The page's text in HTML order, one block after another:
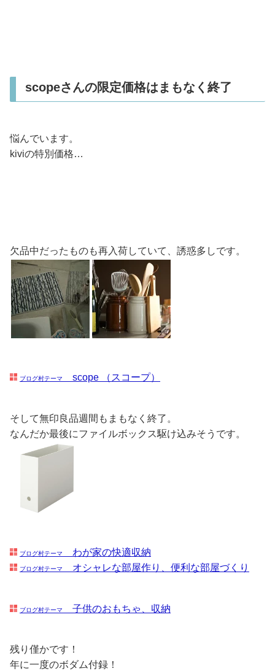
scopeさんの限定価格はまもなく終了
悩んでいます。
kiviの特別価格…
欠品中だったものも再入荷していて、誘惑多しです。
ブログ村テーマ scope （スコープ）
そして無印良品週間もまもなく終了。
なんだか最後にファイルボックス駆け込みそうです。
ブログ村テーマ わが家の快適収納
ブログ村テーマ オシャレな部屋作り、便利な部屋づくり
ブログ村テーマ 子供のおもちゃ、収納
残り僅かです！
年に一度のボダム付録！